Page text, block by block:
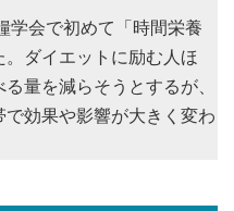
学会で初めて「時間栄養
ダイエットに励む人ほ
量を減らそうとするが、
効果や影響が大きく変わ